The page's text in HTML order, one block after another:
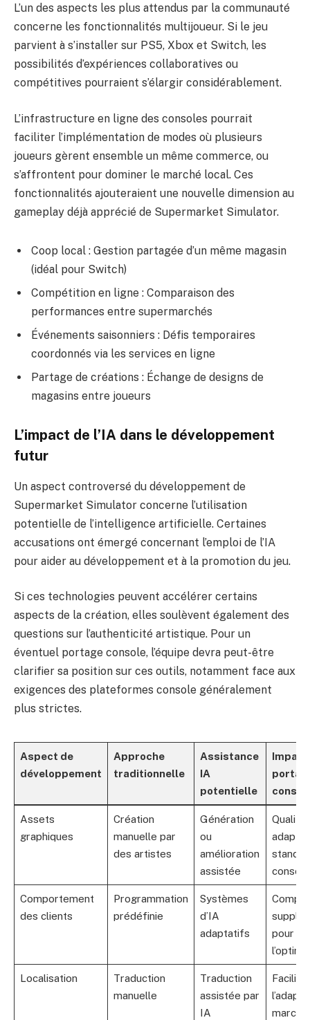
L’un des aspects les plus attendus par la communauté
concerne les fonctionnalités multijoueur. Si le jeu
parvient à s’installer sur PS5, Xbox et Switch, les
possibilités d’expériences collaboratives ou
compétitives pourraient s’élargir considérablement.
L’infrastructure en ligne des consoles pourrait
faciliter l’implémentation de modes où plusieurs
joueurs gèrent ensemble un même commerce, ou
s’affrontent pour dominer le marché local. Ces
fonctionnalités ajouteraient une nouvelle dimension au
gameplay déjà apprécié de Supermarket Simulator.
Coop local : Gestion partagée d’un même magasin
(idéal pour Switch)
Compétition en ligne : Comparaison des
performances entre supermarchés
Événements saisonniers : Défis temporaires
coordonnés via les services en ligne
Partage de créations : Échange de designs de
magasins entre joueurs
L’impact de l’IA dans le développement
futur
Un aspect controversé du développement de
Supermarket Simulator concerne l’utilisation
potentielle de l’intelligence artificielle. Certaines
accusations ont émergé concernant l’emploi de l’IA
pour aider au développement et à la promotion du jeu.
Si ces technologies peuvent accélérer certains
aspects de la création, elles soulèvent également des
questions sur l’authenticité artistique. Pour un
éventuel portage console, l’équipe devra peut-être
clarifier sa position sur ces outils, notamment face aux
exigences des plateformes console généralement
plus strictes.
Aspect de
développement
Approche
traditionnelle
Assistance
IA
potentielle
Assets
graphiques
Création
manuelle par
des artistes
Génération
ou
amélioration
assistée
Qualité
console
Comportement
des clients
Programmation
prédéfinie
Systèmes
d’IA
adaptatifs
pour
Localisation
Traduction
manuelle
Traduction
assistée par
IA
Facilite